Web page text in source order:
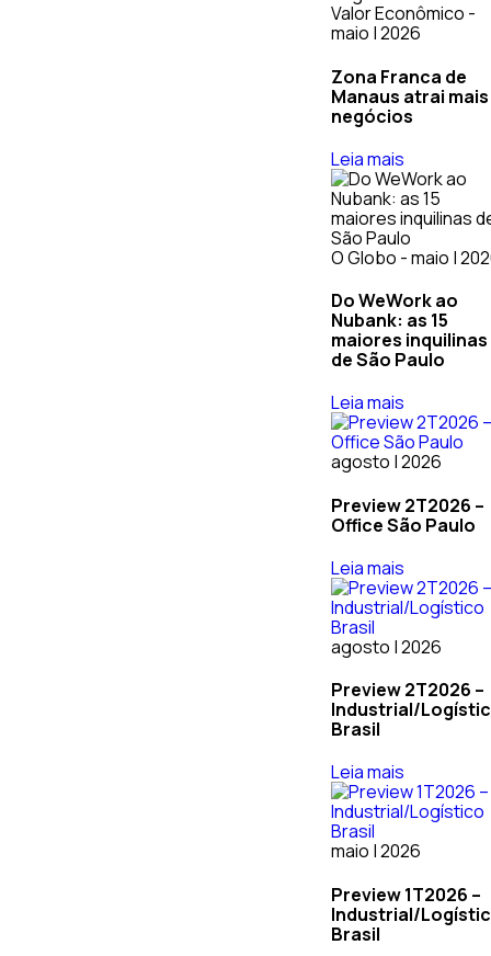
Valor Econômico -
maio | 2026
Zona Franca de
Manaus atrai mais
negócios
Leia mais
O Globo - maio |
Do WeWork ao
Nubank: as 15
maiores inquilinas
de São Paulo
Leia mais
agosto | 2026
Preview 2T2026 –
Office São Paulo
Leia mais
agosto | 2026
Preview 2T2026 –
Industrial/
Brasil
Leia mais
maio | 2026
Preview 1T2026 –
Industrial/
Brasil